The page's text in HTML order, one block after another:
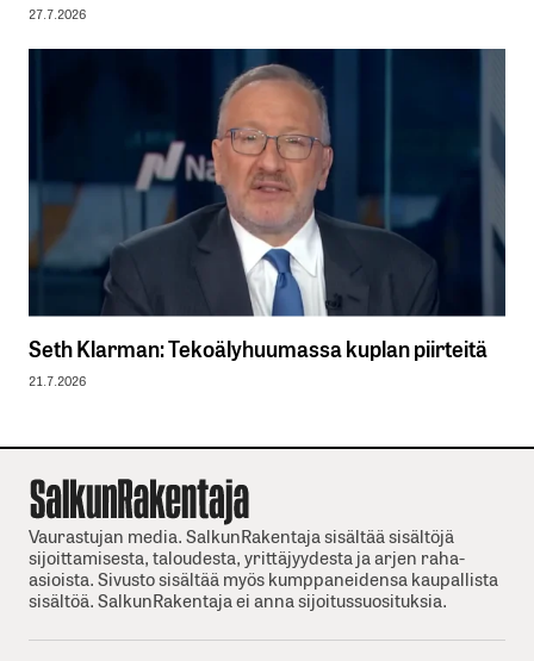
27.7.2026
Seth Klarman: Tekoälyhuumassa kuplan piirteitä
21.7.2026
Vaurastujan media. SalkunRakentaja sisältää sisältöjä
sijoittamisesta, taloudesta, yrittäjyydesta ja arjen raha-
asioista. Sivusto sisältää myös kumppaneidensa kaupallista
sisältöä. SalkunRakentaja ei anna sijoitussuosituksia.